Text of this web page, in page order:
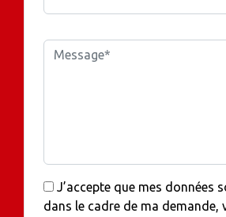
J’accepte que mes données
dans le cadre de ma demande,